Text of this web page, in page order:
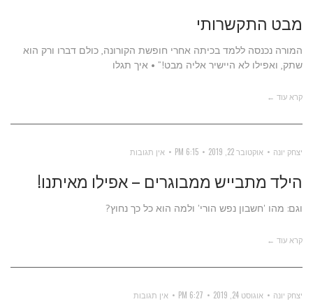
מבט התקשרותי
המורה נכנסה ללמד בכיתה אחרי חופשת הקורונה, כולם דברו ורק הוא
שתק, ואפילו לא היישיר אליה מבט!” • איך תגלו
קרא עוד ←
יצחק יונה אוקטובר 22, 2019 6:15 PM אין תגובות
הילד מתבייש ממבוגרים – אפילו מאיתנו!
וגם: מהו 'חשבון נפש הורי' ולמה הוא כל כך נחוץ?
קרא עוד ←
יצחק יונה אוגוסט 24, 2019 6:27 PM אין תגובות